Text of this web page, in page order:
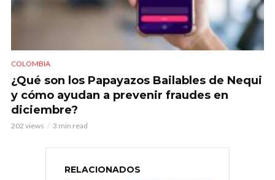
COLOMBIA
¿Qué son los Papayazos Bailables de Nequi
y cómo ayudan a prevenir fraudes en
diciembre?
202 views 3 min read
RELACIONADOS